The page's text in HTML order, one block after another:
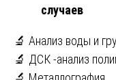
случаев
🔬 Анализ воды и
🔬 ДСК -анализ